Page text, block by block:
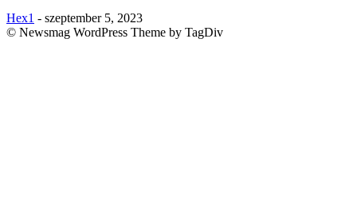
Hex1 - szeptember 5, 2023
© Newsmag WordPress Theme by TagDiv